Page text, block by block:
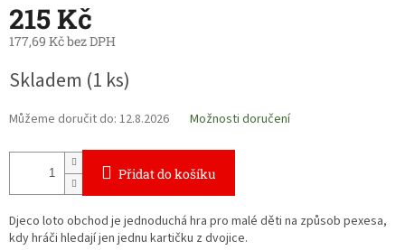
215 Kč
177,69 Kč bez DPH
cena:
Skladem (1 ks)
Můžeme doručit do: 12.8.2026 Možnosti doručení
Přidat do košíku
Djeco loto obchod je jednoduchá hra pro malé děti na způsob pexesa,
kdy hráči hledají jen jednu kartičku z dvojice.